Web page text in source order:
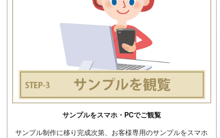
サンプルをスマホ・PCでご観覧
サンプル制作に移り完成次第、お客様専用のサンプルをスマホ